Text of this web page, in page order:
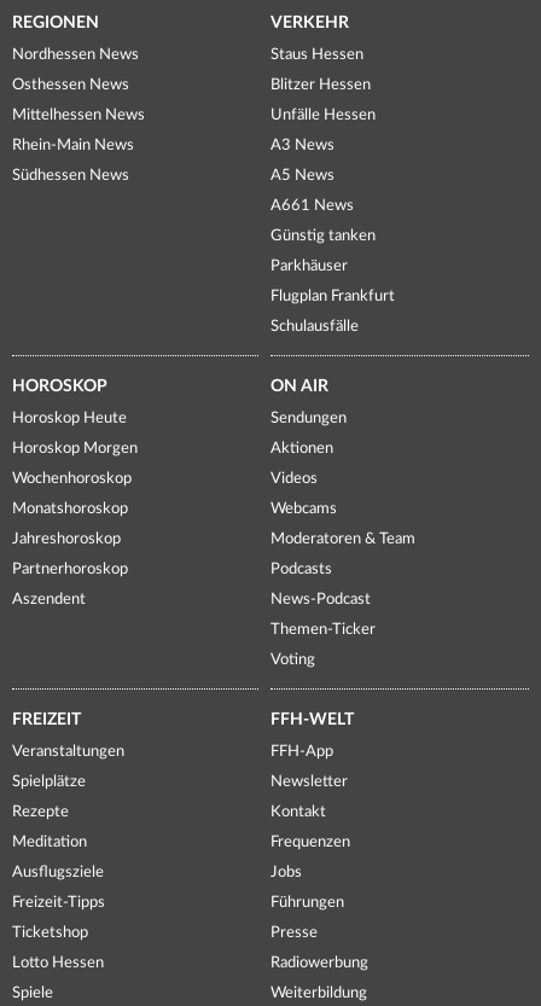
REGIONEN
Nordhessen News
Osthessen News
Mittelhessen News
Rhein-Main News
Südhessen News
VERKEHR
Staus Hessen
Blitzer Hessen
Unfälle Hessen
A3 News
A5 News
A661 News
Günstig tanken
Parkhäuser
Flugplan Frankfurt
Schulausfälle
HOROSKOP
Horoskop Heute
Horoskop Morgen
Wochenhoroskop
Monatshoroskop
Jahreshoroskop
Partnerhoroskop
Aszendent
ON AIR
Sendungen
Aktionen
Videos
Webcams
Moderatoren & Team
Podcasts
News-Podcast
Themen-Ticker
Voting
FREIZEIT
Veranstaltungen
Spielplätze
Rezepte
Meditation
Ausflugsziele
Freizeit-Tipps
Ticketshop
Lotto Hessen
Spiele
FFH-WELT
FFH-App
Newsletter
Kontakt
Frequenzen
Jobs
Führungen
Presse
Radiowerbung
Weiterbildung